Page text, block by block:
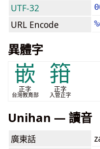
UTF-32
URL Encode
異體字
嵌
正字
台灣教育部
箝
正字
入管正字
Unihan — 讀音
廣東話